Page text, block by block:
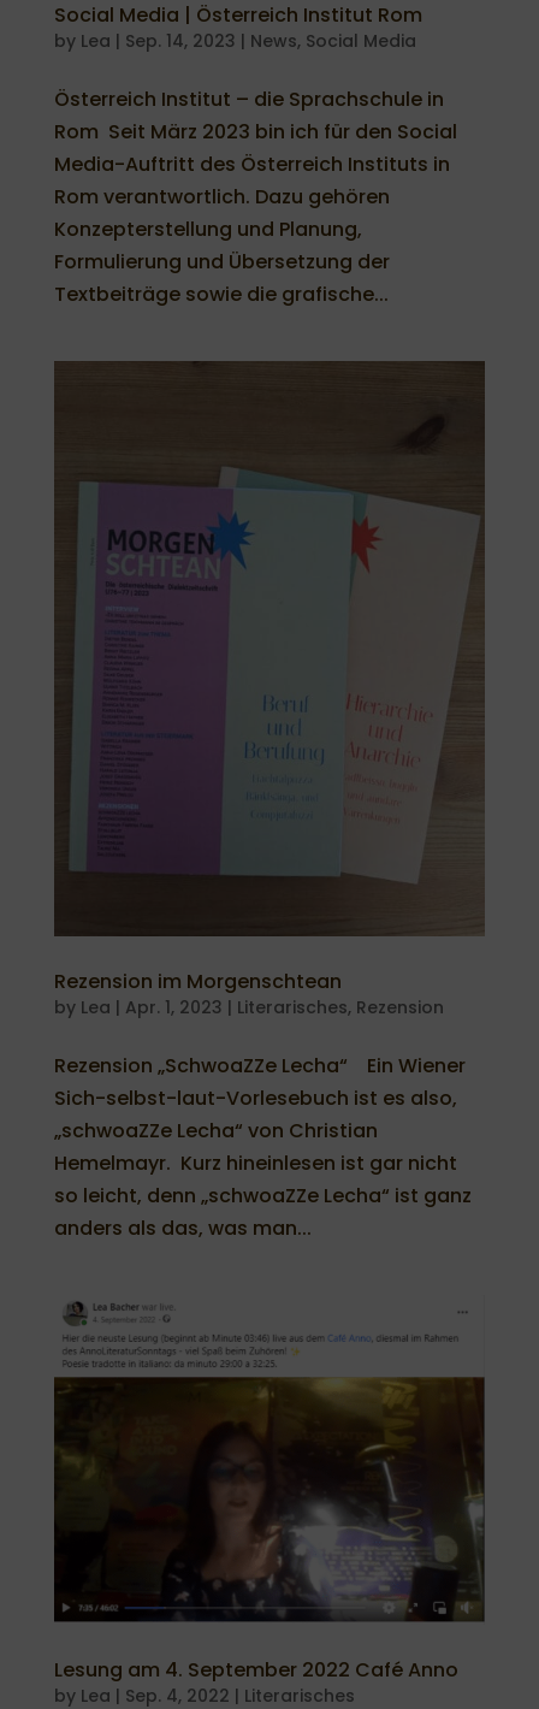
Social Media | Österreich Institut Rom
by Lea | Sep. 14, 2023 | News, Social Media
Österreich Institut – die Sprachschule in
Rom Seit März 2023 bin ich für den Social
Media-Auftritt des Österreich Instituts in
Rom verantwortlich. Dazu gehören
Konzepterstellung und Planung,
Formulierung und Übersetzung der
Textbeiträge sowie die grafische...
Rezension im Morgenschtean
by Lea | Apr. 1, 2023 | Literarisches, Rezension
Rezension „SchwoaZZe Lecha“ Ein Wiener
Sich-selbst-laut-Vorlesebuch ist es also,
„schwoaZZe Lecha“ von Christian
Hemelmayr. Kurz hineinlesen ist gar nicht
so leicht, denn „schwoaZZe Lecha“ ist ganz
anders als das, was man...
Lesung am 4. September 2022 Café Anno
by Lea | Sep. 4, 2022 | Literarisches